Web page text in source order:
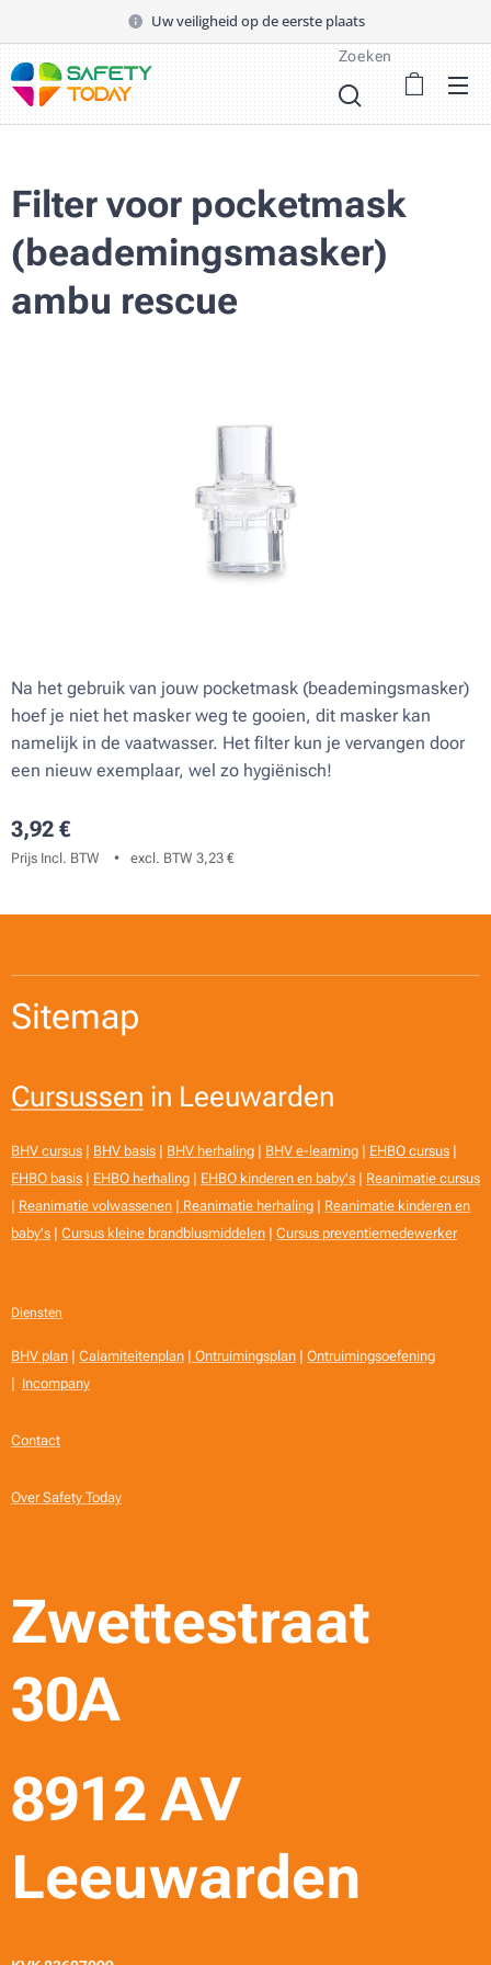
Uw veiligheid op de eerste plaats
Zoeken
Filter voor pocketmask
(beademingsmasker)
ambu rescue
Na het gebruik van jouw pocketmask (beademingsmasker)
hoef je niet het masker weg te gooien, dit masker kan
namelijk in de vaatwasser. Het filter kun je vervangen door
een nieuw exemplaar, wel zo hygiënisch!
3,92 €
Prijs Incl. BTW excl. BTW 3,23 €
Sitemap
Cursussen in Leeuwarden
BHV cursus | BHV basis | BHV herhaling | BHV e-learning | EHBO cursus |
EHBO basis | EHBO herhaling | EHBO kinderen en baby's | Reanimatie cursus
| Reanimatie volwassenen | Reanimatie herhaling | Reanimatie kinderen en
baby's | Cursus kleine brandblusmiddelen | Cursus preventiemedewerker
Diensten
BHV plan | Calamiteitenplan | Ontruimingsplan | Ontruimingsoefening
| Incompany
Contact
Over Safety Today
Zwettestraat
30A
8912 AV
Leeuwarden